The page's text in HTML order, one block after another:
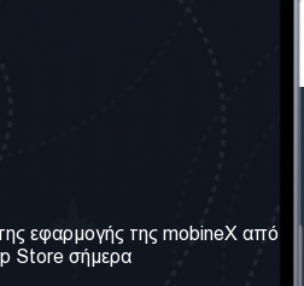
Όροι & Προϋποθέσεις
Πολιτική Απορρήτου
εφαρμογής της mobineX από
Store σήμερα